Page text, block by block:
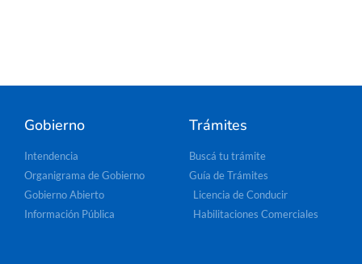
Gobierno
Intendencia
Organigrama de Gobierno
Gobierno Abierto
Información Pública
Trámites
Buscá tu trámite
Guía de Trámites
Licencia de Conducir
Habilitaciones Comerciales